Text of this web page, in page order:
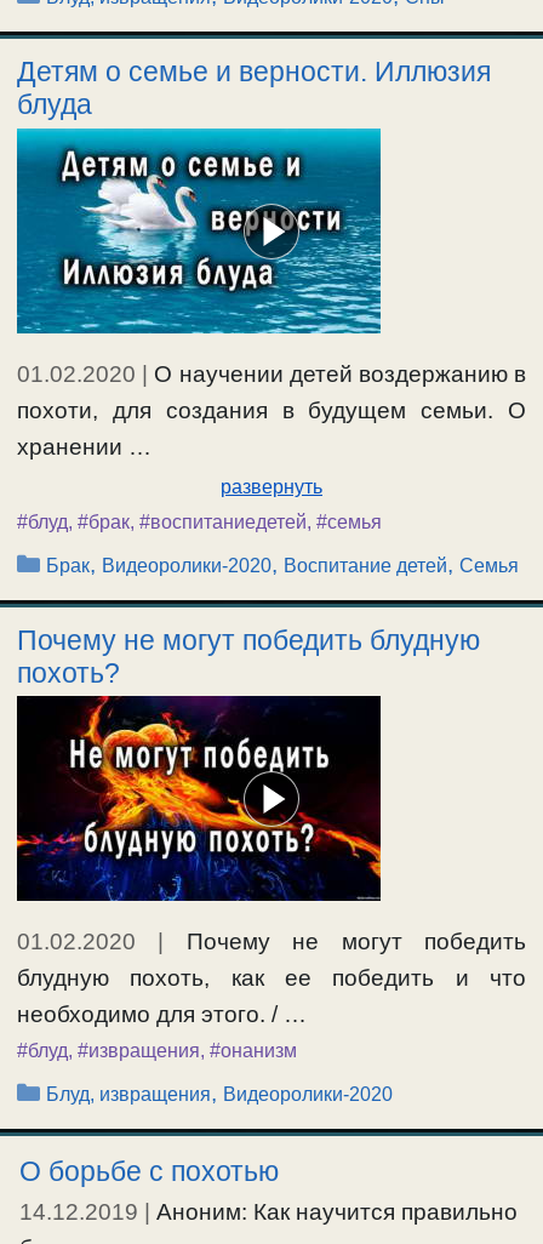
Детям о семье и верности. Иллюзия
блуда
01.02.2020 | О научении детей воздержанию в
похоти, для создания в будущем семьи. О
хранении …
развернуть
#блуд, #брак, #воспитаниедетей, #семья
Рубрики
Брак, Видеоролики-2020, Воспитание детей,Семья
Почему не могут победить блудную
похоть?
01.02.2020 | Почему не могут победить
блудную похоть, как ее победить и что
необходимо для этого. / …
#блуд, #извращения, #онанизм
Рубрики
Блуд, извращения, Видеоролики-2020
О борьбе с похотью
14.12.2019
Аноним: Как научится правильно